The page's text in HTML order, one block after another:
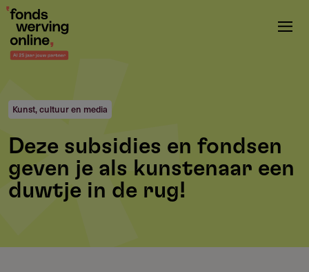
Overslaan
naar
de
gaan
Kunst, cultuur en media
Deze subsidies en fondsen
geven je als kunstenaar een
duwtje in de rug!